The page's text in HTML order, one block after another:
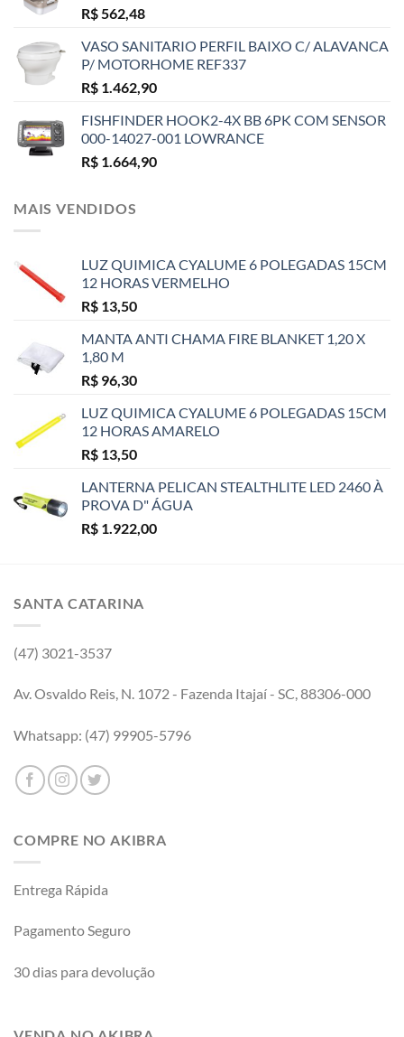
R$562,48
VASO SANITARIO PERFIL BAIXO C/ ALAVANCA
P/ MOTORHOME REF337
R$ 1.462,90
FISHFINDER HOOK2-4X BB 6PK COM SENSOR
000-14027-001 LOWRANCE
R$ 1.664,90
MAIS VENDIDOS
LUZ QUIMICA CYALUME 6 POLEGADAS 15CM
12 HORAS VERMELHO
R$ 13,50
MANTA ANTI CHAMA FIRE BLANKET 1,20 X
1,80 M
R$ 96,30
LUZ QUIMICA CYALUME 6 POLEGADAS 15CM
12 HORAS AMARELO
R$ 13,50
LANTERNA PELICAN STEALTHLITE LED 2460 À
PROVA D" ÁGUA
R$ 1.922,00
SANTA CATARINA
(47) 3021-3537
Av. Osvaldo Reis, N. 1072 - Fazenda Itajaí - SC, 88306-000
Whatsapp: (47) 99905-5796
COMPRE NO AKIBRA
Entrega Rápida
Pagamento Seguro
30 dias para devolução